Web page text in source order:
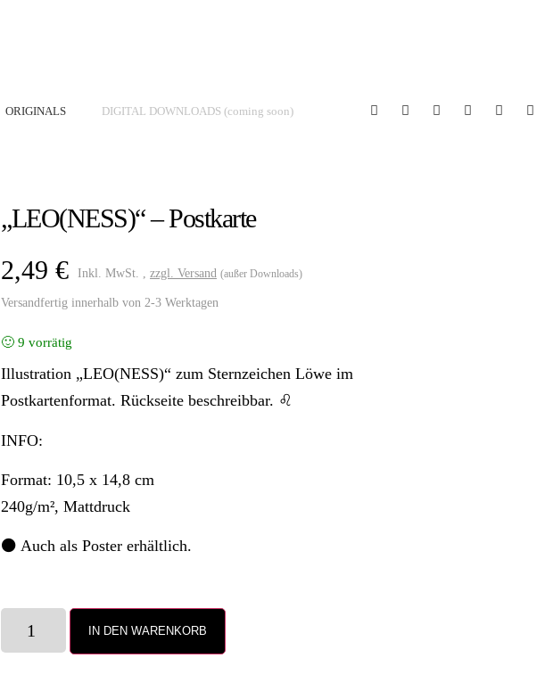
ORIGINALS DIGITAL DOWNLOADS (coming soon)
„LEO(NESS)“ – Postkarte
2,49 € Inkl. MwSt. , zzgl. Versand (außer Downloads)
Versandfertig innerhalb von 2-3 Werktagen
9 vorrätig
Illustration „LEO(NESS)“ zum Sternzeichen Löwe im
Postkartenformat. Rückseite beschreibbar. ♌️
INFO:
Format: 10,5 x 14,8 cm
240g/m², Mattdruck
⚫️ Auch als Poster erhältlich.
IN DEN WARENKORB